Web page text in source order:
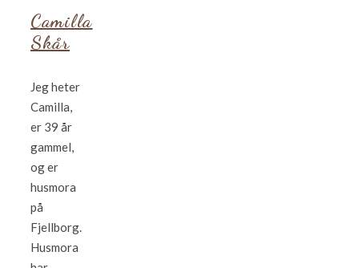
Camilla
Skår
Jeg heter
Camilla,
er 39 år
gammel,
og er
husmora
på
Fjellborg.
Husmora